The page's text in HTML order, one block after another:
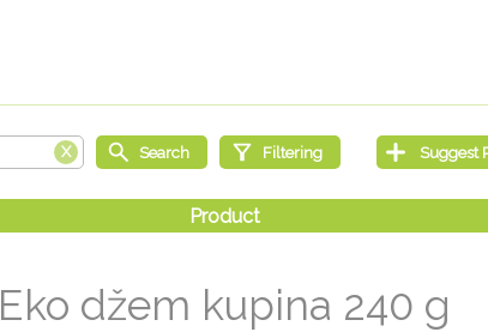
Eko džem kupina 240 g